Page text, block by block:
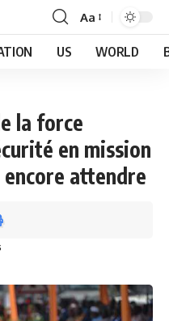
Aa
US WORLD
la force
en mission
attendre